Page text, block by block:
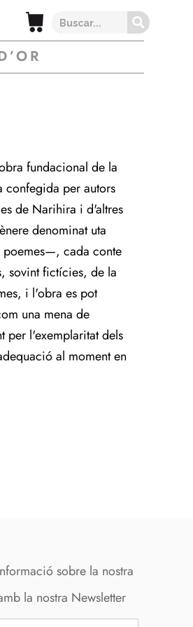
fundacional de la
confegida per autors
de Narihira i d'altres
denominat uta
cada conte
sovint fictícies, de la
i l'obra es pot
una mena de
per l'exemplaritat dels
al moment en
sobre la nostra
la nostra Newsletter